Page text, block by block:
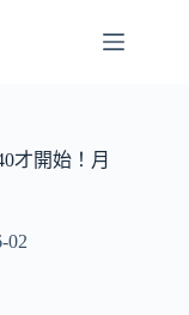
才開始！月
02